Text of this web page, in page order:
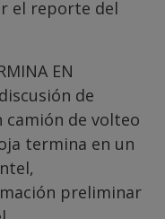
el reporte del
EN
de
de volteo
termina en un
preliminar